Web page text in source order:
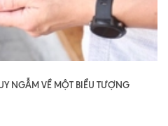
NGẪM VỀ MỘT BIỂU TƯỢNG